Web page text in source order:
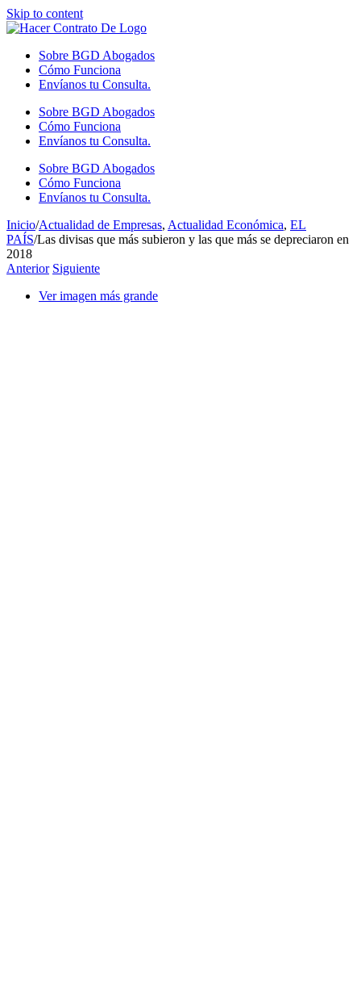
Skip to content
Sobre BGD Abogados
Cómo Funciona
Envíanos tu Consulta.
Sobre BGD Abogados
Cómo Funciona
Envíanos tu Consulta.
Sobre BGD Abogados
Cómo Funciona
Envíanos tu Consulta.
Inicio/Actualidad de Empresas, Actualidad Económica, EL
PAÍS/Las divisas que más subieron y las que más se depreciaron en
2018
Anterior Siguiente
Ver imagen más grande